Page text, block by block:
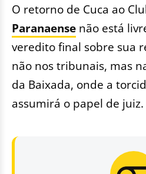
O retorno de Cuca ao
Paranaense não está
veredito final sobre sua
não nos tribunais, mas
da Baixada, onde a
assumirá o papel de juiz.